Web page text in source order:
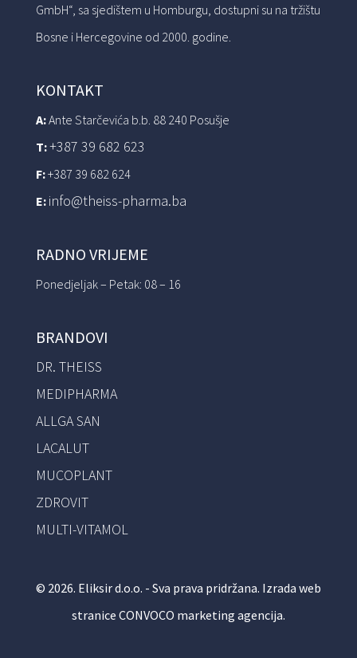
GmbH“, sa sjedištem u Homburgu, dostupni su na tržištu
Bosne i Hercegovine od 2000. godine.
KONTAKT
A:Ante Starčevića b.b. 88 240 Posušje
T:+387 39 682 623
F:+387 39 682 624
E: info@theiss-pharma.ba
RADNO VRIJEME
Ponedjeljak – Petak: 08 – 16
BRANDOVI
DR. THEISS
MEDIPHARMA
ALLGA SAN
LACALUT
MUCOPLANT
ZDROVIT
MULTI-VITAMOL
© 2026. Eliksir d.o.o. - Sva prava pridržana. Izrada web
stranice CONVOCO marketing agencija.